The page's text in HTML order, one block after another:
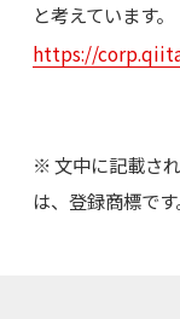
と考えています。
https://
※ 文中に記載さ
は、登録商標です